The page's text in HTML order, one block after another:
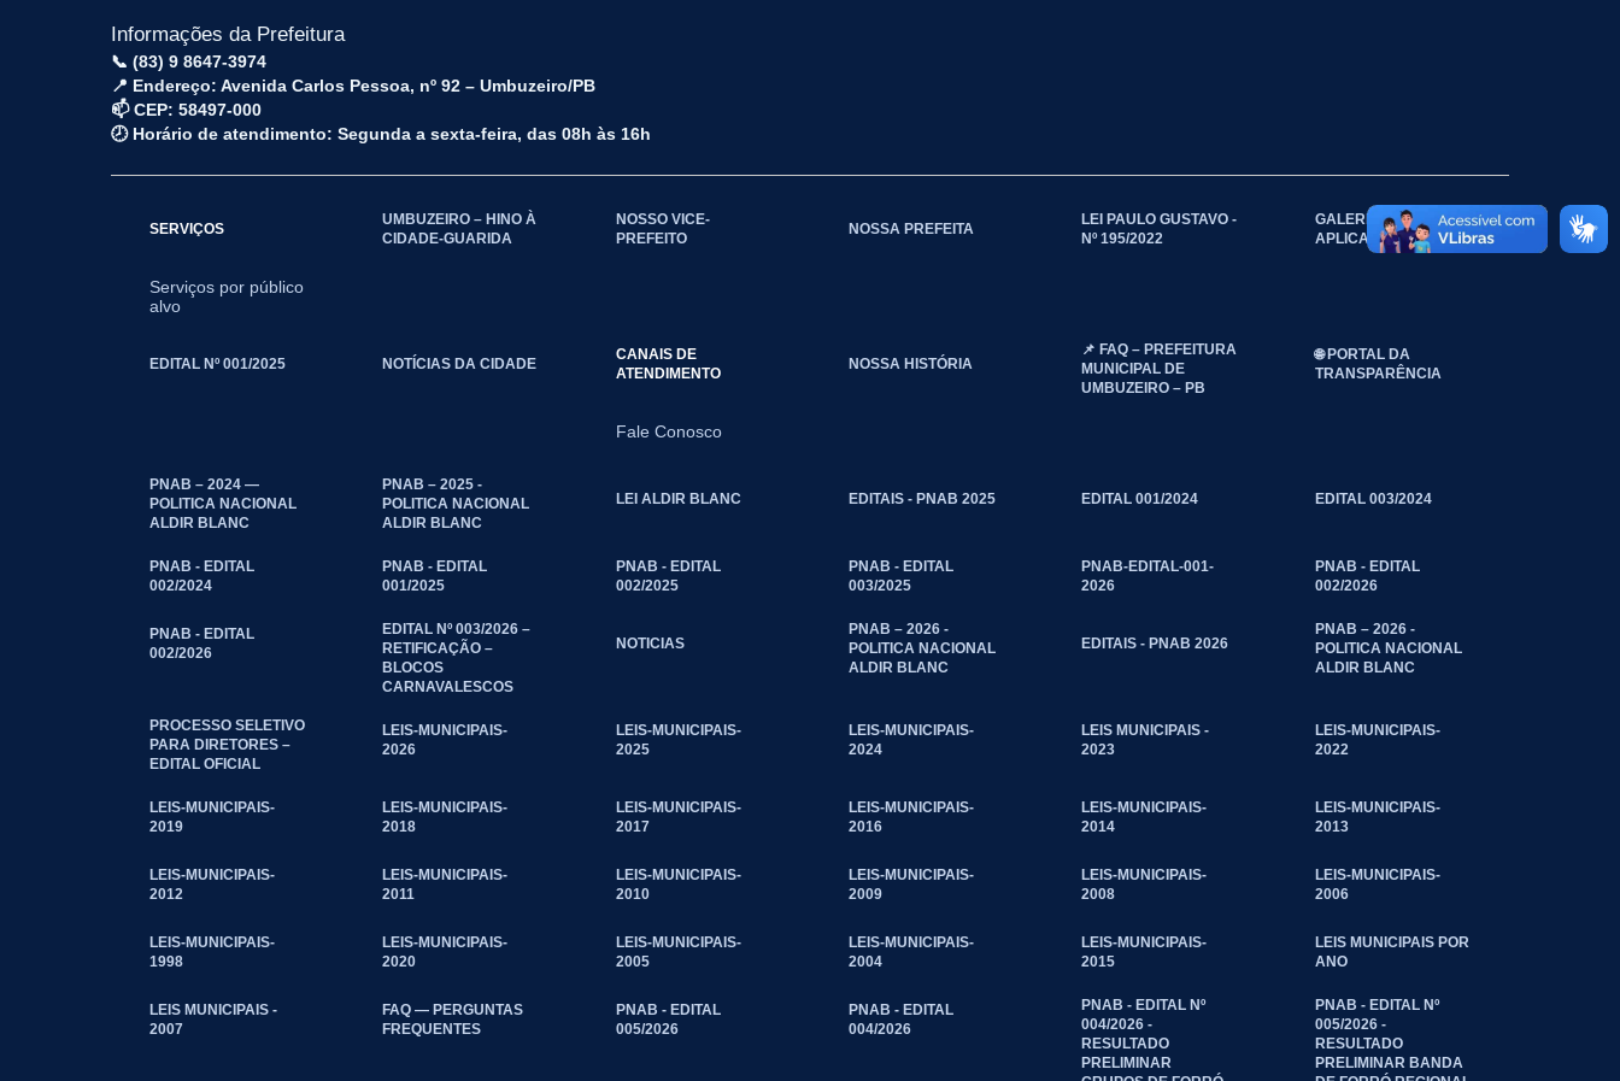
Informações da Prefeitura
📞 (83) 9 8647-3974
📍 Endereço: Avenida Carlos Pessoa, nº 92 – Umbuzeiro/PB
📫 CEP: 58497-000
🕗 Horário de atendimento: Segunda a sexta-feira, das 08h às 16h
SERVIÇOS
Serviços por público
alvo
UMBUZEIRO – HINO À
CIDADE-GUARIDA
NOSSO VICE-
PREFEITO
NOSSA PREFEITA
LEI PAULO GUSTAVO -
Nº 195/2022
GALERIA DE
APLICATIVOS
EDITAL Nº 001/2025 NOTÍCIAS DA CIDADE
CANAIS DE
ATENDIMENTO
Fale Conosco
NOSSA HISTÓRIA
📌 FAQ – PREFEITURA
MUNICIPAL DE
UMBUZEIRO – PB
🌐 PORTAL DA
TRANSPARÊNCIA
PNAB – 2024 —
POLITICA NACIONAL
ALDIR BLANC
PNAB – 2025 -
POLITICA NACIONAL
ALDIR BLANC
LEI ALDIR BLANC EDITAIS - PNAB 2025 EDITAL 001/2024 EDITAL 003/2024
PNAB - EDITAL
002/2024
PNAB - EDITAL
001/2025
PNAB - EDITAL
002/2025
PNAB - EDITAL
003/2025
PNAB-EDITAL-001-
2026
PNAB - EDITAL
002/2026
PNAB - EDITAL
002/2026
EDITAL Nº 003/2026 –
RETIFICAÇÃO –
BLOCOS
CARNAVALESCOS
NOTICIAS
PNAB – 2026 -
POLITICA NACIONAL
ALDIR BLANC
EDITAIS - PNAB 2026
PNAB – 2026 -
POLITICA NACIONAL
ALDIR BLANC
PROCESSO SELETIVO
PARA DIRETORES –
EDITAL OFICIAL
LEIS-MUNICIPAIS-
2026
LEIS-MUNICIPAIS-
2025
LEIS-MUNICIPAIS-
2024
LEIS MUNICIPAIS -
2023
LEIS-MUNICIPAIS-
2022
LEIS-MUNICIPAIS-
2019
LEIS-MUNICIPAIS-
2018
LEIS-MUNICIPAIS-
2017
LEIS-MUNICIPAIS-
2016
LEIS-MUNICIPAIS-
2014
LEIS-MUNICIPAIS-
2013
LEIS-MUNICIPAIS-
2012
LEIS-MUNICIPAIS-
2011
LEIS-MUNICIPAIS-
2010
LEIS-MUNICIPAIS-
2009
LEIS-MUNICIPAIS-
2008
LEIS-MUNICIPAIS-
2006
LEIS-MUNICIPAIS-
1998
LEIS-MUNICIPAIS-
2020
LEIS-MUNICIPAIS-
2005
LEIS-MUNICIPAIS-
2004
LEIS-MUNICIPAIS-
2015
LEIS MUNICIPAIS POR
ANO
LEIS MUNICIPAIS -
2007
FAQ — PERGUNTAS
FREQUENTES
PNAB - EDITAL
005/2026
PNAB - EDITAL
004/2026
PNAB - EDITAL Nº
004/2026 -
RESULTADO
PRELIMINAR
PNAB - EDITAL Nº
005/2026 -
RESULTADO
PRELIMINAR BANDA